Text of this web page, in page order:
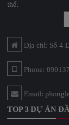
thể.
Địa chỉ: Số 4
Phone:
Email:
TOP 3 DỰ ÁN